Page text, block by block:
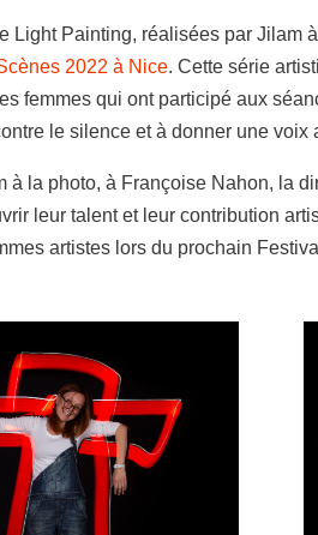
Light Painting, réalisées par Jilam
2022 à Nice. Cette série
femmes qui ont participé aux
le silence et à donner une voix
à la photo, à Françoise Nahon, la
leur talent et leur contribution
artistes lors du prochain